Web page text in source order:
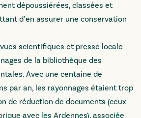
dépoussiérées, classées et
d’en assurer une conservation
scientifiques et presse locale
de la bibliothèque des
Avec une centaine de
par an, les rayonnages étaient trop
de réduction de documents (ceux
avec les Ardennes), associée